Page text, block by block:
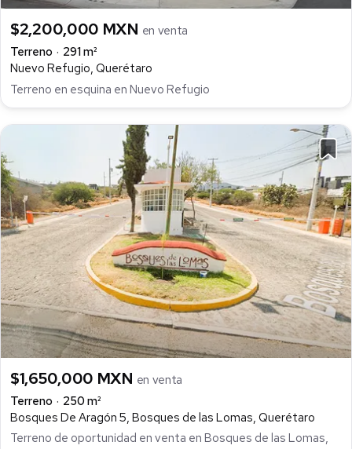
$2,200,000 MXN en venta
Terreno
291 m²
Nuevo Refugio, Querétaro
Terreno en esquina en Nuevo Refugio
$1,650,000 MXN en venta
Terreno
250 m²
Bosques De Aragón 5, Bosques de las Lomas, Querétaro
Terreno de oportunidad en venta en Bosques de las Lomas,